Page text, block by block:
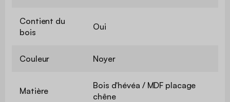
Contient du
bois
Oui
Couleur Noyer
Matière
Bois d'hévéa / MDF placage
chêne